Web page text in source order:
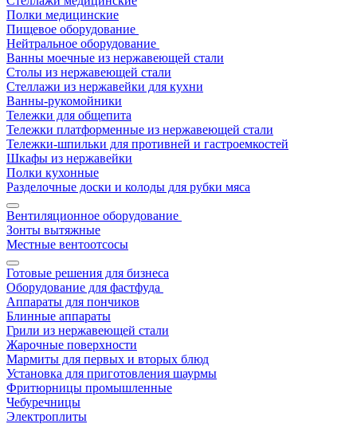
Полки медицинские
Пищевое оборудование
Нейтральное оборудование
Ванны моечные из нержавеющей стали
Столы из нержавеющей стали
Стеллажи из нержавейки для кухни
Ванны-рукомойники
Тележки для общепита
Тележки платформенные из нержавеющей стали
Тележки-шпильки для противней и гастроемкостей
Шкафы из нержавейки
Полки кухонные
Разделочные доски и колоды для рубки мяса
Вентиляционное оборудование
Зонты вытяжные
Местные вентоотсосы
Готовые решения для бизнеса
Оборудование для фастфуда
Аппараты для пончиков
Блинные аппараты
Грили из нержавеющей стали
Жарочные поверхности
Мармиты для первых и вторых блюд
Установка для приготовления шаурмы
Фритюрницы промышленные
Чебуречницы
Электроплиты